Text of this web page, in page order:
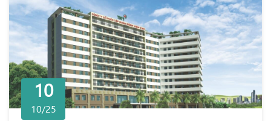
10
10/25